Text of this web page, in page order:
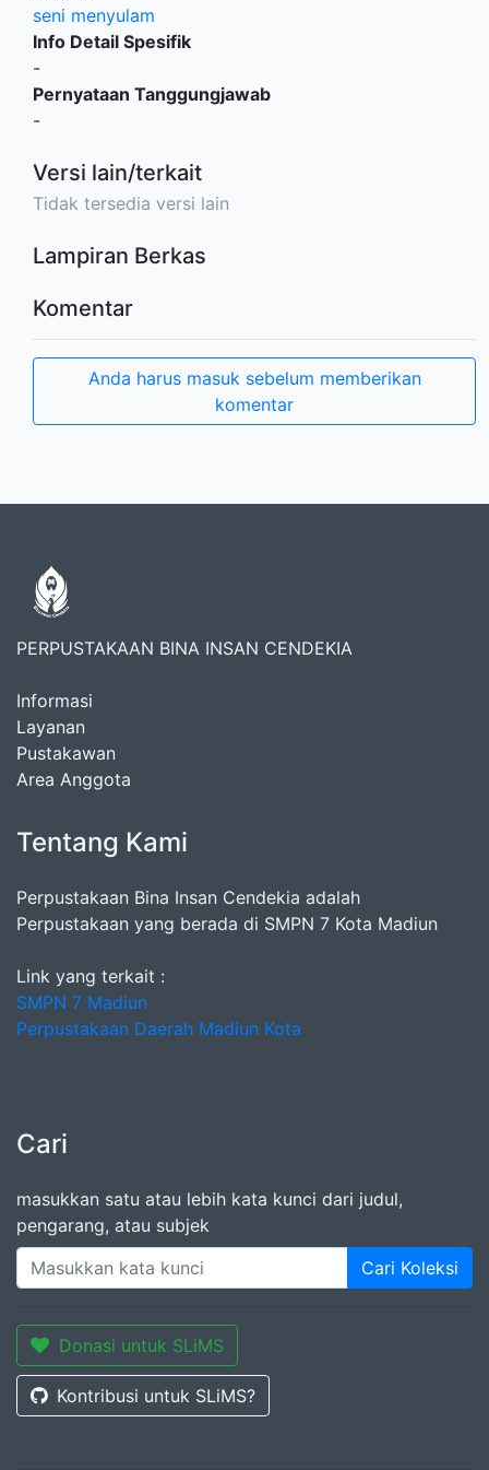
seni menyulam
Info Detail Spesifik
-
Pernyataan Tanggungjawab
-
Versi lain/terkait
Tidak tersedia versi lain
Lampiran Berkas
Komentar
Anda harus masuk sebelum memberikan
komentar
PERPUSTAKAAN BINA INSAN CENDEKIA
Informasi
Layanan
Pustakawan
Area Anggota
Tentang Kami
Perpustakaan Bina Insan Cendekia adalah
Perpustakaan yang berada di SMPN 7 Kota Madiun
Link yang terkait :
SMPN 7 Madiun
Perpustakaan Daerah Madiun Kota
Cari
masukkan satu atau lebih kata kunci dari judul,
pengarang, atau subjek
Cari Koleksi
Donasi untuk SLiMS
Kontribusi untuk SLiMS?